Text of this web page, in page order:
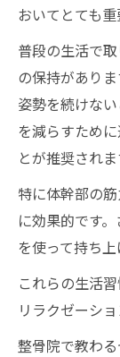
おいてとても重
普段の生活で
の保持があり
姿勢を続けな
を減らすため
とが推奨されま
特に体幹部の
に効果的です
を使って持ち
これらの生活
リラクゼーシ
整骨院で教わ